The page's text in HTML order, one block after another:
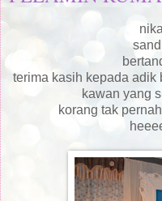
terima kasih kepada adik
kawan yang
korang tak